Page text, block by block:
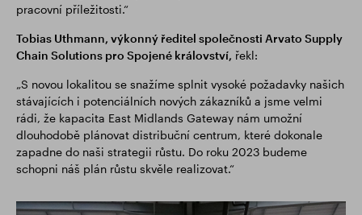
pracovní příležitosti.“
Tobias Uthmann, výkonný ředitel společnosti Arvato Supply
Chain Solutions pro Spojené království, řekl:
„S novou lokalitou se snažíme splnit vysoké požadavky našich
stávajících i potenciálních nových zákazníků a jsme velmi
rádi, že kapacita East Midlands Gateway nám umožní
dlouhodobě plánovat distribuční centrum, které dokonale
zapadne do naši strategii růstu. Do roku 2023 budeme
schopni náš plán růstu skvěle realizovat.“